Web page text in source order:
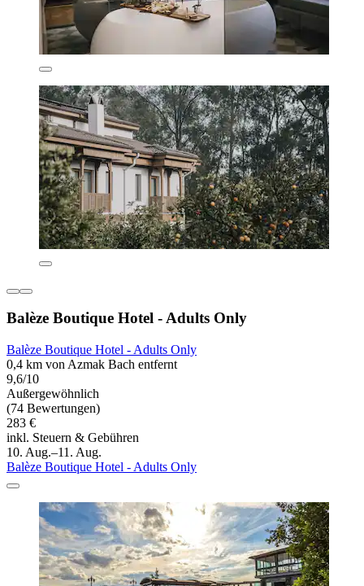
Balèze Boutique Hotel - Adults Only
Balèze Boutique Hotel - Adults Only
0,4 km von Azmak Bach entfernt
9,6/10
Außergewöhnlich
(74 Bewertungen)
283 €
inkl. Steuern & Gebühren
10. Aug.–11. Aug.
Balèze Boutique Hotel - Adults Only